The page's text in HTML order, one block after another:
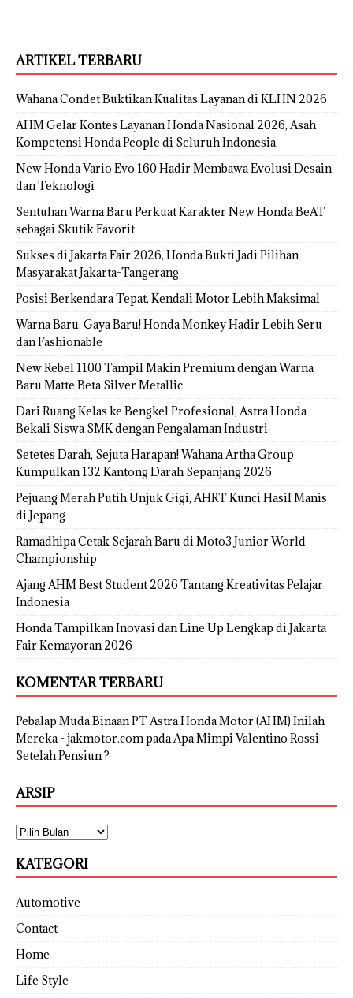
ARTIKEL TERBARU
Wahana Condet Buktikan Kualitas Layanan di KLHN 2026
AHM Gelar Kontes Layanan Honda Nasional 2026, Asah
Kompetensi Honda People di Seluruh Indonesia
New Honda Vario Evo 160 Hadir Membawa Evolusi Desain
dan Teknologi
Sentuhan Warna Baru Perkuat Karakter New Honda BeAT
sebagai Skutik Favorit
Sukses di Jakarta Fair 2026, Honda Bukti Jadi Pilihan
Masyarakat Jakarta-Tangerang
Posisi Berkendara Tepat, Kendali Motor Lebih Maksimal
Warna Baru, Gaya Baru! Honda Monkey Hadir Lebih Seru
dan Fashionable
New Rebel 1100 Tampil Makin Premium dengan Warna
Baru Matte Beta Silver Metallic
Dari Ruang Kelas ke Bengkel Profesional, Astra Honda
Bekali Siswa SMK dengan Pengalaman Industri
Setetes Darah, Sejuta Harapan! Wahana Artha Group
Kumpulkan 132 Kantong Darah Sepanjang 2026
Pejuang Merah Putih Unjuk Gigi, AHRT Kunci Hasil Manis
di Jepang
Ramadhipa Cetak Sejarah Baru di Moto3 Junior World
Championship
Ajang AHM Best Student 2026 Tantang Kreativitas Pelajar
Indonesia
Honda Tampilkan Inovasi dan Line Up Lengkap di Jakarta
Fair Kemayoran 2026
KOMENTAR TERBARU
Pebalap Muda Binaan PT Astra Honda Motor (AHM) Inilah
Mereka - jakmotor.compadaApa Mimpi Valentino Rossi
Setelah Pensiun ?
ARSIP
KATEGORI
Automotive
Contact
Home
Life Style